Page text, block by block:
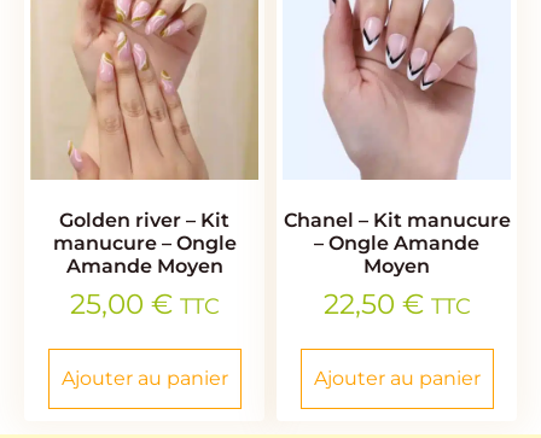
Golden river – Kit
manucure – Ongle
Amande Moyen
25,00 € TTC
Ajouter au panier
Chanel – Kit manucure
– Ongle Amande
Moyen
22,50 € TTC
Ajouter au panier